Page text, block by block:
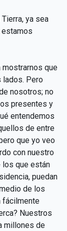
ya sea
mostrarnos que
lados. Pero
nosotros; no
presentes y
entendemos
de entre
que yo veo
con nuestro
los que están
puedan
de los
fácilmente
Nuestros
millones de